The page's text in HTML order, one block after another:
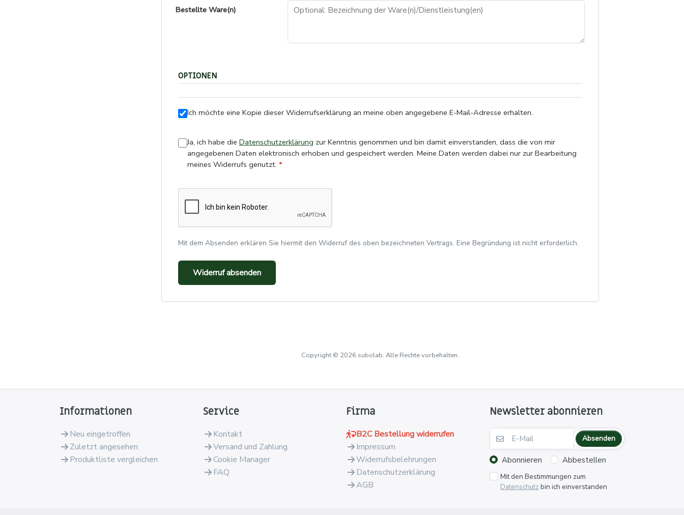
Bestellte Ware(n)
OPTIONEN
Ich möchte eine Kopie dieser Widerrufserklärung an meine oben angegebene E-Mail-Adresse erhalten.
Ja, ich habe die Datenschutzerklärung
angegebenen Daten elektronisch erhoben und gespeichert werden. Meine Daten werden dabei nur zur Bearbeitung
meines Widerrufs genutzt.
Mit dem Absenden erklären Sie hiermit den Widerruf des oben bezeichneten Vertrags. Eine Begründung ist nicht erforderlich.
Widerruf absenden
Copyright © 2026 subolab. Alle Rechte vorbehalten.
Informationen
Neu eingetroffen
Zuletzt angesehen
Produktliste vergleichen
Service
Kontakt
Versand und Zahlung
Cookie Manager
FAQ
Firma
B2C Bestellung widerrufen
Impressum
Widerrufsbelehrungen
Datenschutzerklärung
AGB
Newsletter abonnieren
Absenden
Abonnieren Abbestellen
Mit den Bestimmungen zum
Datenschutz bin ich einverstanden